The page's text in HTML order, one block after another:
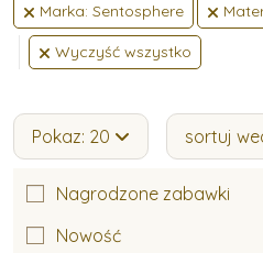
Marka: Sentosphere
Wyczyść wszystko
Pokaz: 20 sortuj
Nagrodzone zabawki
Nowość